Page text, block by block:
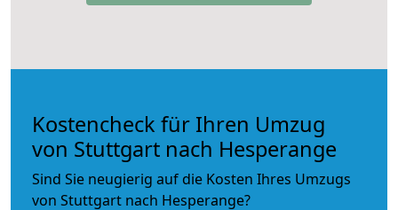
Kostencheck für Ihren Umzug
von Stuttgart nach Hesperange
Sind Sie neugierig auf die Kosten Ihres Umzugs
von Stuttgart nach Hesperange?